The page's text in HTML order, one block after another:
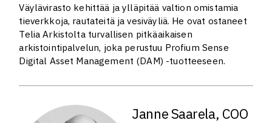
Väylävirasto kehittää ja ylläpitää valtion omistamia
tieverkkoja, rautateitä ja vesiväyliä. He ovat ostaneet
Telia Arkistolta turvallisen pitkäaikaisen
arkistointipalvelun, joka perustuu Profium Sense
Digital Asset Management (DAM) -tuotteeseen.
Janne Saarela, COO